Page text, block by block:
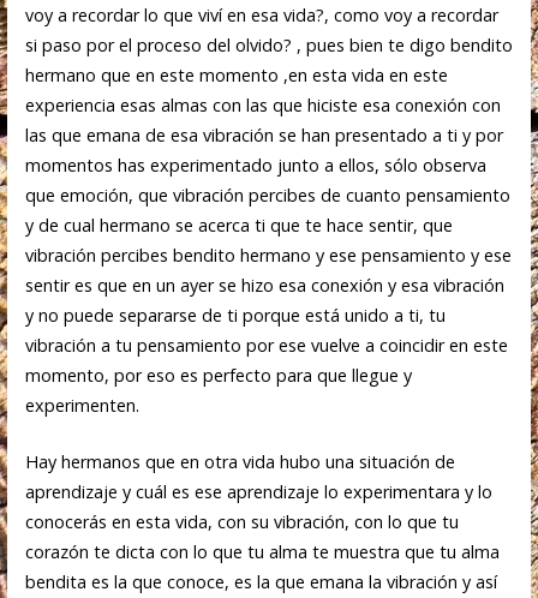
voy a recordar lo que viví en esa vida?, como voy a recordar
si paso por el proceso del olvido? , pues bien te digo bendito
hermano que en este momento ,en esta vida en este
experiencia esas almas con las que hiciste esa conexión con
las que emana de esa vibración se han presentado a ti y por
momentos has experimentado junto a ellos, sólo observa
que emoción, que vibración percibes de cuanto pensamiento
y de cual hermano se acerca ti que te hace sentir, que
vibración percibes bendito hermano y ese pensamiento y ese
sentir es que en un ayer se hizo esa conexión y esa vibración
y no puede separarse de ti porque está unido a ti, tu
vibración a tu pensamiento por ese vuelve a coincidir en este
momento, por eso es perfecto para que llegue y
experimenten.
Hay hermanos que en otra vida hubo una situación de
aprendizaje y cuál es ese aprendizaje lo experimentara y lo
conocerás en esta vida, con su vibración, con lo que tu
corazón te dicta con lo que tu alma te muestra que tu alma
bendita es la que conoce, es la que emana la vibración y así